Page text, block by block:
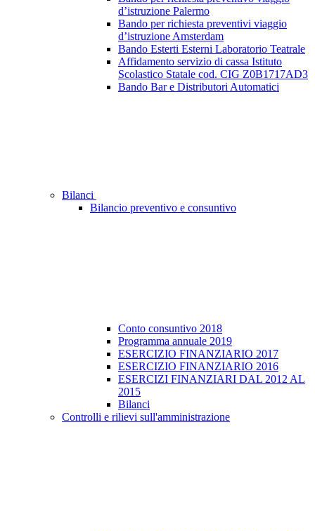
d’istruzione Palermo
Bando per richiesta preventivi viaggio
d’istruzione Amsterdam
Bando Esterti Esterni Laboratorio Teatrale
Affidamento servizio di cassa Istituto
Scolastico Statale cod. CIG Z0B1717AD3
Bando Bar e Distributori Automatici
Bilanci
Bilancio preventivo e consuntivo
Conto consuntivo 2018
Programma annuale 2019
ESERCIZIO FINANZIARIO 2017
ESERCIZIO FINANZIARIO 2016
ESERCIZI FINANZIARI DAL 2012 AL
2015
Bilanci
Controlli e rilievi sull'amministrazione